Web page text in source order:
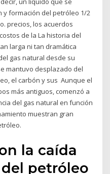
y formación del petróleo 1/2
precios, los acuerdos
de la La historia del
larga ni tan dramática
gas natural desde su
mantuvo desplazado del
el carbón y sus Aunque el
más antiguos, comenzó a
del gas natural en función
muestran gran
la caída
petróleo